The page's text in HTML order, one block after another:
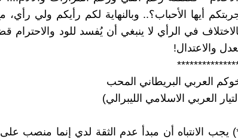
أيها الأحباب؟.. وبالنهاية لكم رأيكم ولي رأي،
في الرأي لا ينبغي أن يُفسد للود والاحترام
والاعتدال!
العربي البريطاني المحب
العربي الاسلامي الليبرالي)
يجب الانتباه أن مبدأ عدم الثقة لدي إنما منصب